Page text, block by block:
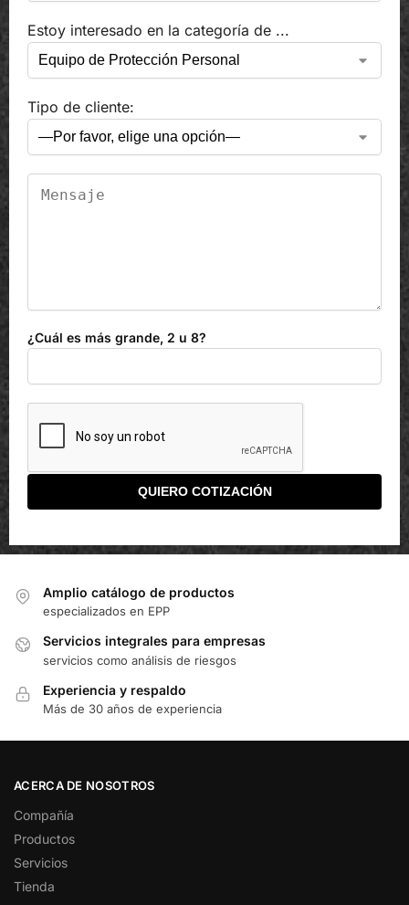
Estoy interesado en la categoría de ...
Tipo de cliente:
¿Cuál es más grande, 2 u 8?
Amplio catálogo de productos
especializados en EPP
Servicios integrales para empresas
servicios como análisis de riesgos
Experiencia y respaldo
Más de 30 años de experiencia
ACERCA DE NOSOTROS
Compañía
Productos
Servicios
Tienda